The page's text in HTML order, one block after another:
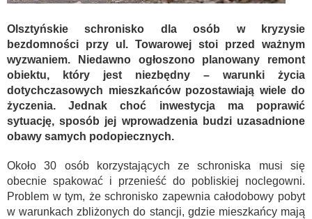
Olsztyńskie schronisko dla osób w kryzysie
bezdomności przy ul. Towarowej stoi przed ważnym
wyzwaniem. Niedawno ogłoszono planowany remont
obiektu, który jest niezbędny – warunki życia
dotychczasowych mieszkańców pozostawiają wiele do
życzenia. Jednak choć inwestycja ma poprawić
sytuację, sposób jej wprowadzenia budzi uzasadnione
obawy samych podopiecznych.
Około 30 osób korzystających ze schroniska musi się
obecnie spakować i przenieść do pobliskiej noclegowni.
Problem w tym, że schronisko zapewnia całodobowy pobyt
w warunkach zbliżonych do stancji, gdzie mieszkańcy mają